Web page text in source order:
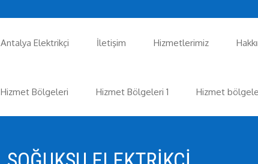
Antalya Elektrikçi İletişim Hizmetlerimiz
Hizmet Bölgeleri Hizmet Bölgeleri 1 Hizmet